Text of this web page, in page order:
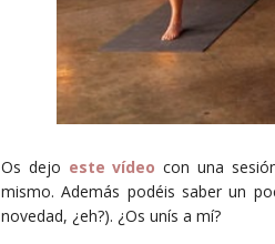
Os dejo este vídeo con una
mismo. Además podéis saber un
novedad, ¿eh?). ¿Os unís a mí?